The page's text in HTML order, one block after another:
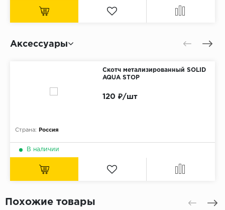
Аксессуары
Скотч метализированный SOLID
AQUA STOP
Страна: Россия
120 ₽/шт
В наличии
Похожие товары